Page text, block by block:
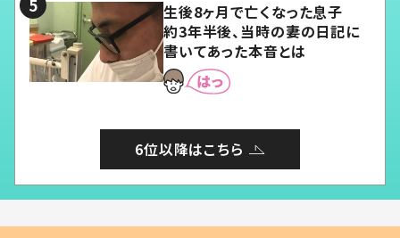
生後8ヶ月で亡くなった息子
約3年半後、当時の妻の日記に
書いてあった本音とは
6位以降はこちら